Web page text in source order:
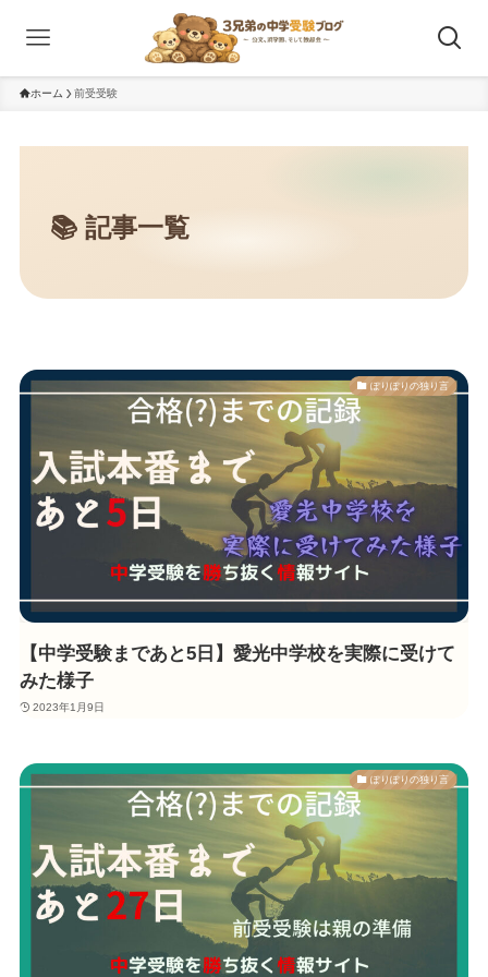
ホーム 前受受験
ぽりぽりの独り言
【中学受験まであと5日】愛光中学校を実際に受けて
みた様子
2023年1月9日
ぽりぽりの独り言